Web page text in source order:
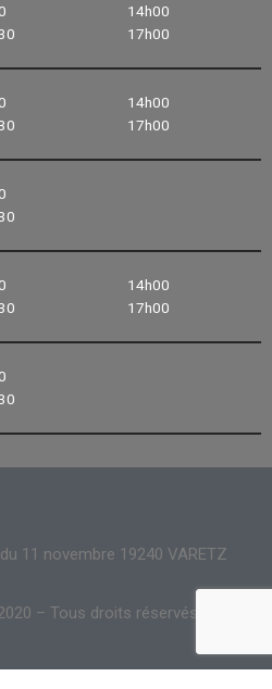
14h00
17h00
14h00
17h00
14h00
17h00
11 novembre 19240 VARETZ
– Tous droits réservés